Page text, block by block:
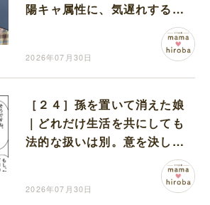
陽キャ属性に、気遅れする陰
2026年07月30日
［２４］孫を置いて消えた娘
｜どれだけ生活を共にしても
法的な扱いは別。意を決して
2026年07月30日